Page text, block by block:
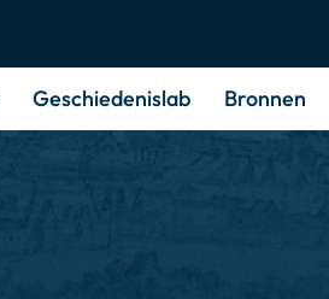
Geschiedenislab Bronnen